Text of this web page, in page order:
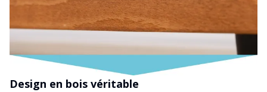
Design en bois véritable